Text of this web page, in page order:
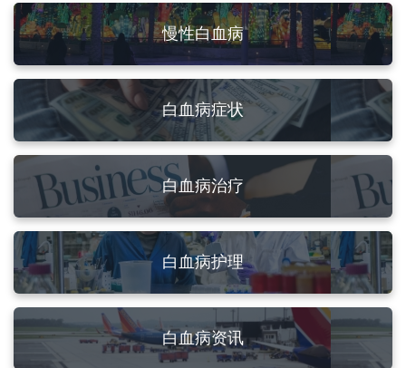
慢性白血病
白血病症状
白血病治疗
白血病护理
白血病资讯